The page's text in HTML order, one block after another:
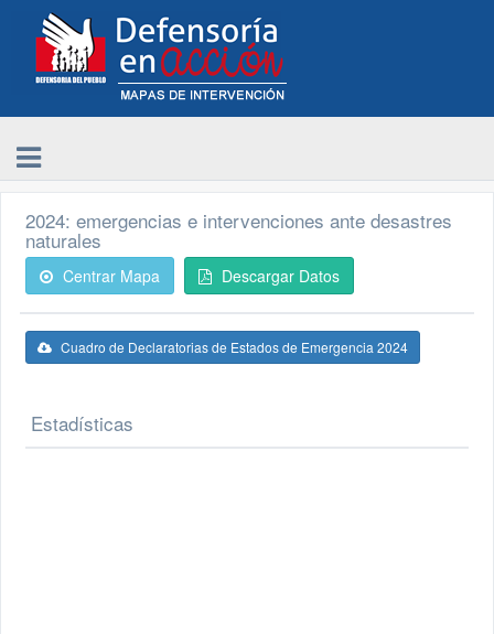
2024: emergencias e intervenciones ante desastres
naturales
Centrar Mapa Descargar Datos
Cuadro de Declaratorias de Estados de Emergencia 2024
Estadísticas